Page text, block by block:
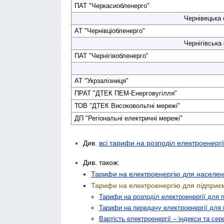
ПАТ "Черкаси­обленерго"
Чернівецька
АТ "Чернівці­обленерго"
ПАТ "Чернігів­обленерго"
АТ "Укрзалізниця"
ПРАТ "ДТЕК ПЕМ-Енерговугілля"
ТОВ "ДТЕК Високовольтні мережі"
ДП "Регіональні електричні мережі"
Див. всі тарифи на розподіл
Див. також:
Тарифи на електроенергію для
Тарифи на електроенергію для
Тарифи на розподіл електроенергії для
Тарифи на передачу електроенергії для
Вартість електроенергії – індекси та